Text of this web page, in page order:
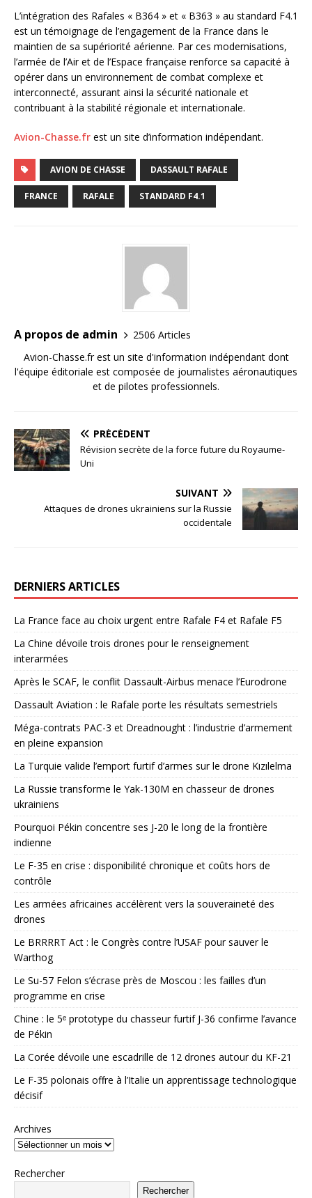
L’intégration des Rafales « B364 » et « B363 » au standard F4.1
est un témoignage de l’engagement de la France dans le
maintien de sa supériorité aérienne. Par ces modernisations,
l’armée de l’Air et de l’Espace française renforce sa capacité à
opérer dans un environnement de combat complexe et
interconnecté, assurant ainsi la sécurité nationale et
contribuant à la stabilité régionale et internationale.
Avion-Chasse.fr est un site d’information indépendant.
AVION DE CHASSE DASSAULT RAFALE
FRANCE RAFALE STANDARD F4.1
A propos de admin
2506 Articles
Avion-Chasse.fr est un site d'information indépendant dont
l'équipe éditoriale est composée de journalistes aéronautiques
et de pilotes professionnels.
PRÉCÉDENT
Révision secrète de la force future du Royaume-
Uni
SUIVANT
Attaques de drones ukrainiens sur la Russie
occidentale
DERNIERS ARTICLES
La France face au choix urgent entre Rafale F4 et Rafale F5
La Chine dévoile trois drones pour le renseignement
interarmées
Après le SCAF, le conflit Dassault-Airbus menace l’Eurodrone
Dassault Aviation : le Rafale porte les résultats semestriels
Méga-contrats PAC-3 et Dreadnought : l’industrie d’armement
en pleine expansion
La Turquie valide l’emport furtif d’armes sur le drone Kızılelma
La Russie transforme le Yak-130M en chasseur de drones
ukrainiens
Pourquoi Pékin concentre ses J-20 le long de la frontière
indienne
Le F-35 en crise : disponibilité chronique et coûts hors de
contrôle
Les armées africaines accélèrent vers la souveraineté des
drones
Le BRRRRT Act : le Congrès contre l’USAF pour sauver le
Warthog
Le Su-57 Felon s’écrase près de Moscou : les failles d’un
programme en crise
Chine : le 5ᵉ prototype du chasseur furtif J-36 confirme l’avance
de Pékin
La Corée dévoile une escadrille de 12 drones autour du KF-21
Le F-35 polonais offre à l’Italie un apprentissage technologique
décisif
Archives
Rechercher
Rechercher